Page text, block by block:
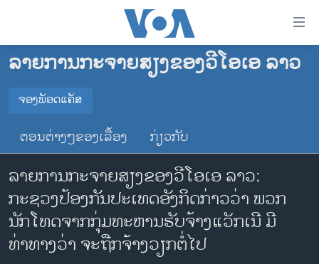
ເຂົ້າ
ຂ້າມ
ໄປ
ຊອກ
ຄົ້ນ
ໂຮມເພຈ
ລາວ
ອາເມຣິກາ
ການເລືອກຕັ້ງ ປະທານາທີບໍດີ ສະຫະລັດ 2024
ຂ່າວ​ຈີນ
ໂລກ
ເອເຊຍ
ອິດສະຫຼະພາບດ້ານການຂ່າວ
ລາຍການກະຈາຍສຽງຂອງວີໂອເອ ລາວ
ຈອງພັອດແຄັສ
ຈອງພັອດແຄັສ
YouTube
ຈອງ
ຕອນຕ່າງໆຂອງເລື້ອງ ກ່ຽວກັບ
ລາຍການກະຈາຍສຽງຂອງວີໂອເອ ລາວ:
ກະຊວງປ້ອງກັນປະເທດອັງກິດກ່າວວ່າ ພວກ
ນັກໂທດຈາກກຸ່ມທະຫານຮັບຈ້າງແວັກເນີ ມີ
ທ່າທາງວ່າ ຈະຖືກຈ້າງວຽກຕໍ່ໄປ